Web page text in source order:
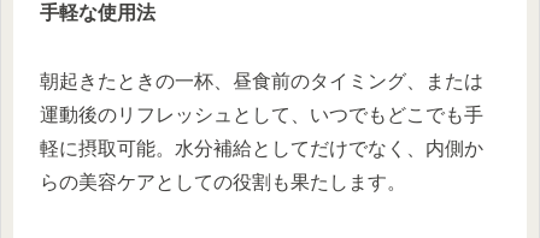
手軽な使用法
朝起きたときの一杯、昼食前のタイミング、または
運動後のリフレッシュとして、いつでもどこでも手
軽に摂取可能。水分補給としてだけでなく、内側か
らの美容ケアとしての役割も果たします。